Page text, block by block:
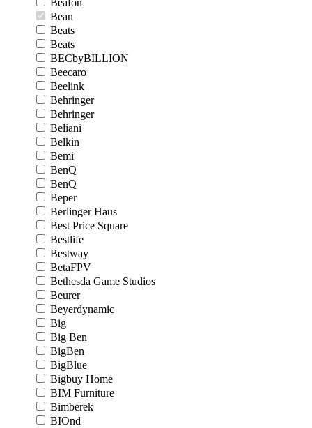
Beafon
Bean
Beats
Beats
BECbyBILLION
Beecaro
Beelink
Behringer
Behringer
Beliani
Belkin
Bemi
BenQ
BenQ
Beper
Berlinger Haus
Best Price Square
Bestlife
Bestway
BetaFPV
Bethesda Game Studios
Beurer
Beyerdynamic
Big
Big Ben
BigBen
BigBlue
Bigbuy Home
BIM Furniture
Bimberek
BIOnd